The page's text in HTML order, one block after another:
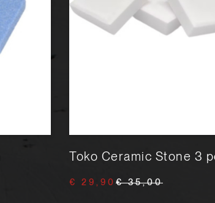
Toko Ceramic Stone 3
€ 29,90 € 35,00